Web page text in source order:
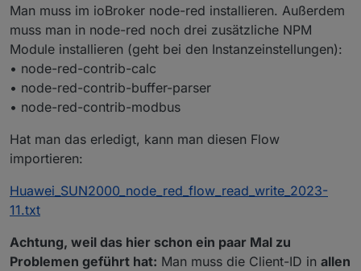
Man muss im ioBroker node-red installieren. Außerdem
muss man in node-red noch drei zusätzliche NPM
Module installieren (geht bei den Instanzeinstellungen):
• node-red-contrib-calc
• node-red-contrib-buffer-parser
• node-red-contrib-modbus
Hat man das erledigt, kann man diesen Flow
importieren:
Huawei_SUN2000_node_red_flow_read_write_2023-
11.txt
Achtung, weil das hier schon ein paar Mal zu
Problemen geführt hat: Man muss die Client-ID in allen